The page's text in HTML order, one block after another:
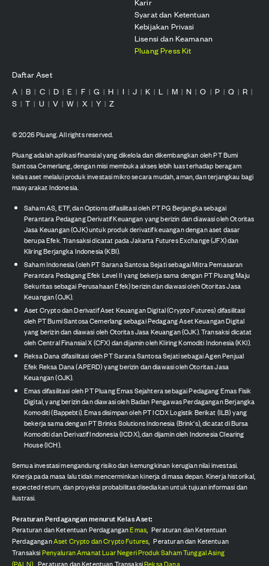
Syarat dan Ketentuan
Kebijakan Privasi
Lisensi dan Keamanan
Pluang Press Kit
Daftar Aset
A | B | C | D | E | F | G | H | I | J | K | L | M | N | O | P | Q | R |
S | T | U | V | W | X | Y | Z
©2026Pluang. All rights reserved.
Pluang adalah aplikasi finansial yang dikelola dan dikembangkan oleh PT Bumi
Santosa Cemerlang, dengan misi membuka akses lebih luas terhadap beragam
kelas aset melalui produk investasi mikro secara mudah, aman, dan terjangkau bagi
masyarakat Indonesia.
Saham AS, ETF, dan Options difasilitasi oleh PT PG Berjangka sebagai
Perantara Pedagang Derivatif Keuangan yang berizin dan diawasi oleh Otoritas
Jasa Keuangan (OJK) untuk produk derivatif keuangan dengan aset dasar
berupa Efek. Transaksi dicatat pada Jakarta Futures Exchange (JFX) dan
Kliring Berjangka Indonesia (KBI).
Saham Indonesia (oleh PT Sarana Santosa Sejati sebagai Mitra Pemasaran
Perantara Pedagang Efek Level II yang bekerja sama dengan PT Pluang Maju
Sekuritas sebagai Perusahaan Efek) berizin dan diawasi oleh Otoritas Jasa
Keuangan (OJK).
Aset Crypto dan Derivatif Aset Keuangan Digital (Crypto Futures) difasilitasi
oleh PT Bumi Santosa Cemerlang sebagai Pedagang Aset Keuangan Digital
yang berizin dan diawasi oleh Otoritas Jasa Keuangan (OJK). Transaksi dicatat
oleh Central Finansial X (CFX) dan dijamin oleh Kliring Komoditi Indonesia (KKI).
Reksa Dana difasilitasi oleh PT Sarana Santosa Sejati sebagai Agen Penjual
Efek Reksa Dana (APERD) yang berizin dan diawasi oleh Otoritas Jasa
Keuangan (OJK).
Emas difasilitasi oleh PT Pluang Emas Sejahtera sebagai Pedagang Emas Fisik
Digital, yang berizin dan diawasi oleh Badan Pengawas Perdagangan Berjangka
Komoditi (Bappebti). Emas disimpan oleh PT ICDX Logistik Berikat (ILB) yang
bekerja sama dengan PT Brinks Solutions Indonesia (Brink's), dicatat di Bursa
Komoditi dan Derivatif Indonesia (ICDX), dan dijamin oleh Indonesia Clearing
House (ICH).
Semua investasi mengandung risiko dan kemungkinan kerugian nilai investasi.
Kinerja pada masa lalu tidak mencerminkan kinerja di masa depan. Kinerja historikal,
expected return, dan proyeksi probabilitas disediakan untuk tujuan informasi dan
ilustrasi.
Peraturan Perdagangan menurut Kelas Aset:
Peraturan dan Ketentuan PerdaganganEmas, Peraturan dan Ketentuan
PerdaganganAset Crypto dan Crypto Futures, Peraturan dan Ketentuan
TransaksiPenyaluran Amanat Luar Negeri Produk Saham Tunggal Asing
(PALN), Peraturan dan Ketentuan TransaksiReksa Dana